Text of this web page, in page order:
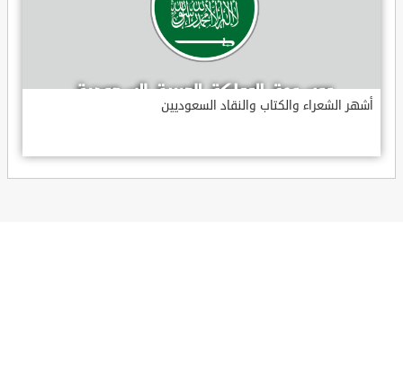
أشهر الشعراء والكتاب والنقاد السعوديين